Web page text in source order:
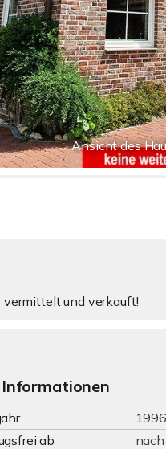
Ansicht des
vermittelt und verkauft!
Informationen
1996
ab